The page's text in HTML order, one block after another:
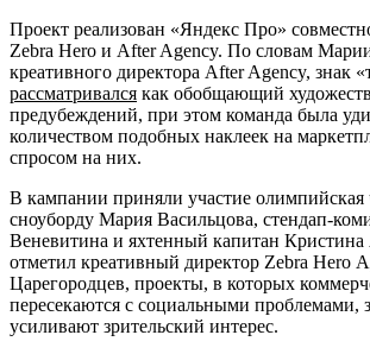
Проект реализован «Яндекс Про»
Zebra Hero и After Agency. По словам
креативного директора After Agency, знак
рассматривался как обобщающий
предубеждений, при этом команда была
количеством подобных наклеек на
спросом на них.
В кампании приняли участие
сноуборду Мария Васильцова, стендап-
Веневитина и яхтенный капитан Кристина
отметил креативный директор Zebra Hero
Царегородцев, проекты, в которых
пересекаются с социальными проблемами,
усиливают зрительский интерес.